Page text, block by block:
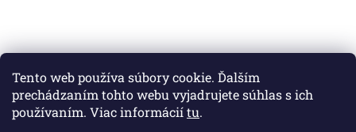
Tento web používa súbory cookie. Ďalším
prechádzaním tohto webu vyjadrujete súhlas s ich
používaním. Viac informáciítu.